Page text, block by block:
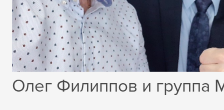
Олег Филиппов и группа